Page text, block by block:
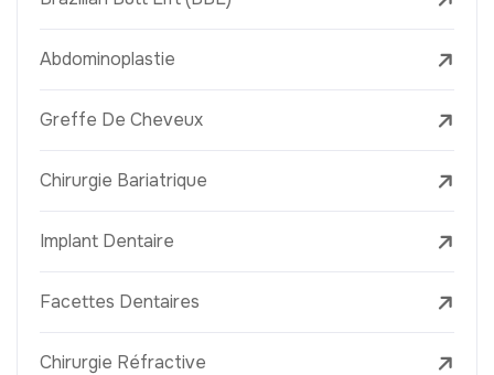
Abdominoplastie
Greffe De Cheveux
Chirurgie Bariatrique
Implant Dentaire
Facettes Dentaires
Chirurgie Réfractive